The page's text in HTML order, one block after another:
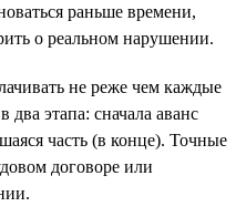
раньше времени,
о реальном нарушении.
не реже чем каждые
два этапа: сначала аванс
часть (в конце). Точные
договоре или